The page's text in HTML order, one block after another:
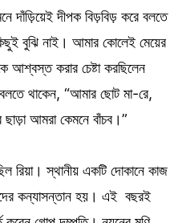
দাঁড়িয়েই দীপক বিড়বিড় করে বলতে
বুঝি নাই। আমার কোলেই মেয়ের
আশ্বস্ত করার চেষ্টা করছিলেন
থাকেন, “আমার ছোট মা-রে,
আমরা কেমনে বাঁচব।”
রিয়া। স্থানীয় একটি দোকানে কাজ
কন্যাসন্তান হয়। এই বছরই